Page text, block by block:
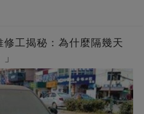
修工揭秘：為什麼隔幾天